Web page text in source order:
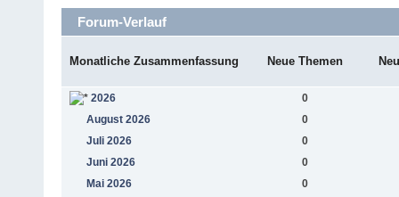
Forum-Verlauf
Monatliche Zusammenfassung Neue Themen
2026
0
August 2026
0
Juli 2026
0
Juni 2026
0
Mai 2026
0